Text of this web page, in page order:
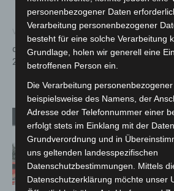
die feisten bei der MIMUSE am
29. und 30. April 2022
Verwandte Artikel Mehr vom Autor
Kellerbrand in
schnell gelöscht
personenbezogener Daten
Verarbeitung personenbezogener
besteht für eine solche Verarbeitung
Grundlage, holen wir generell eine
betroffenen Person ein.
Die Verarbeitung personenbezogener
beispielsweise des Namens, der
Adresse oder Telefonnummer einer
erfolgt stets im Einklang mit der
Grundverordnung und in
uns geltenden landesspezifischen
Datenschutzbestimmungen. Mittels
Datenschutzerklärung möchte unser